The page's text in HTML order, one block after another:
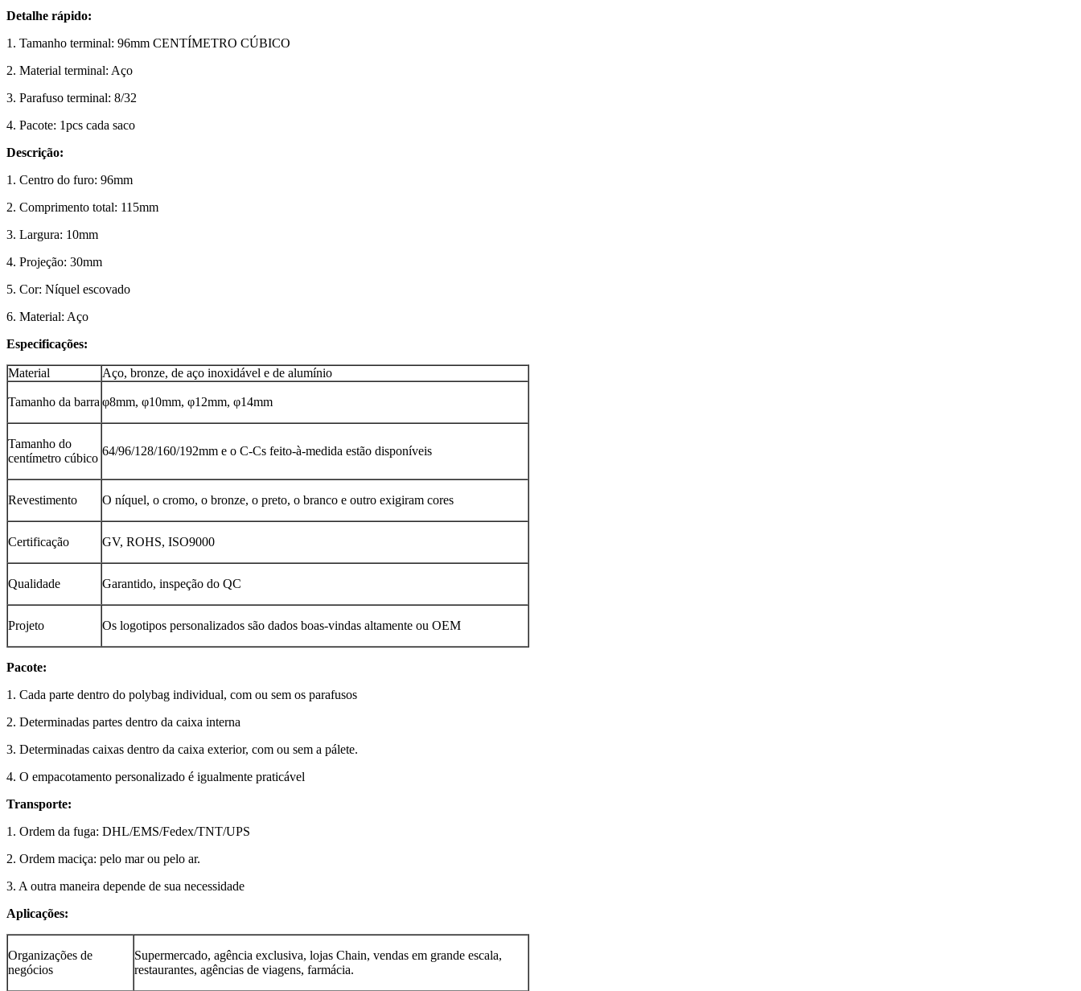
Detalhe rápido:
1. Tamanho terminal: 96mm CENTÍMETRO CÚBICO
2. Material terminal: Aço
3. Parafuso terminal: 8/32
4. Pacote: 1pcs cada saco
Descrição:
1. Centro do furo: 96mm
2. Comprimento total: 115mm
3. Largura: 10mm
4. Projeção: 30mm
5. Cor: Níquel escovado
6. Material: Aço
Especificações:
Material Aço, bronze, de aço inoxidável e de alumínio
Tamanho da barra φ8mm, φ10mm, φ12mm, φ14mm
Tamanho do
centímetro cúbico
64/96/128/160/192mm e o C-Cs feito-à-medida estão disponíveis
Revestimento O níquel, o cromo, o bronze, o preto, o branco e outro exigiram cores
Certificação GV, ROHS, ISO9000
Qualidade Garantido, inspeção do QC
Projeto Os logotipos personalizados são dados boas-vindas altamente ou OEM
Pacote:
1. Cada parte dentro do polybag individual, com ou sem os parafusos
2. Determinadas partes dentro da caixa interna
3. Determinadas caixas dentro da caixa exterior, com ou sem a pálete.
4. O empacotamento personalizado é igualmente praticável
Transporte:
1. Ordem da fuga: DHL/EMS/Fedex/TNT/UPS
2. Ordem maciça: pelo mar ou pelo ar.
3. A outra maneira depende de sua necessidade
Aplicações:
Organizações de
negócios
Supermercado, agência exclusiva, lojas Chain, vendas em grande escala,
restaurantes, agências de viagens, farmácia.